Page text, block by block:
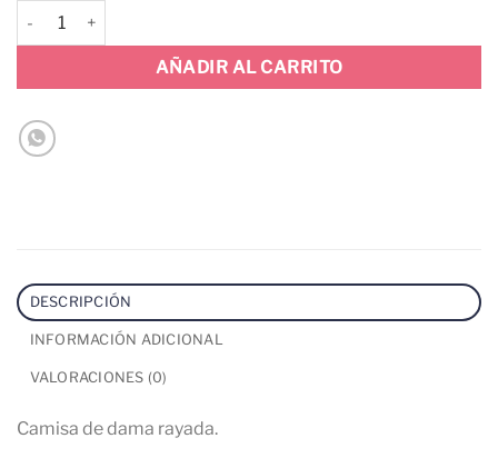
CAMISA RAYADA cantidad
AÑADIR AL CARRITO
DESCRIPCIÓN
INFORMACIÓN ADICIONAL
VALORACIONES (0)
Camisa de dama rayada.